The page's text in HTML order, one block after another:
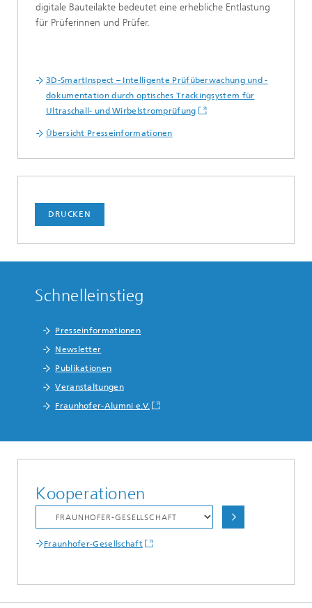
digitale Bauteilakte bedeutet eine erhebliche Entlastung
für Prüferinnen und Prüfer.
3D-SmartInspect – Intelligente Prüfüberwachung und -
dokumentation durch optisches Trackingsystem für
Ultraschall- und Wirbelstromprüfung
Übersicht Presseinformationen
DRUCKEN
Schnelleinstieg
Presseinformationen
Newsletter
Publikationen
Veranstaltungen
Fraunhofer-Alumni e.V.
Kooperationen
Fraunhofer-Gesellschaft